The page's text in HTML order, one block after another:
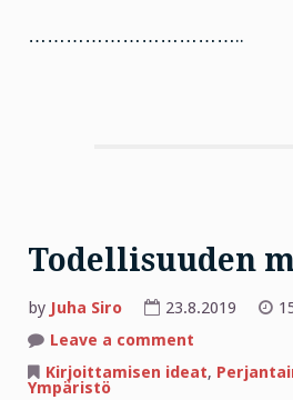
……………………………..
Todellisuuden
by Juha Siro 23.8.2019
Leave a comment
mittakaava!
Kirjoittamisen ideat,
Ympäristö